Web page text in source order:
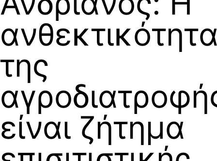
της
είναι ζήτημα